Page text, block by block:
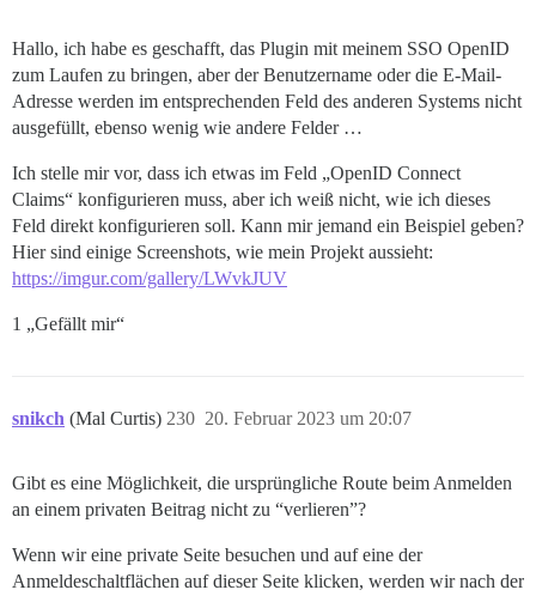
Hallo, ich habe es geschafft, das Plugin mit meinem SSO OpenID
zum Laufen zu bringen, aber der Benutzername oder die E-Mail-
Adresse werden im entsprechenden Feld des anderen Systems nicht
ausgefüllt, ebenso wenig wie andere Felder …
Ich stelle mir vor, dass ich etwas im Feld „OpenID Connect
Claims“ konfigurieren muss, aber ich weiß nicht, wie ich dieses
Feld direkt konfigurieren soll. Kann mir jemand ein Beispiel geben?
Hier sind einige Screenshots, wie mein Projekt aussieht:
https://imgur.com/gallery/LWvkJUV
1 „Gefällt mir“
snikch (Mal Curtis) 20. Februar 2023 um 20:07
230
Gibt es eine Möglichkeit, die ursprüngliche Route beim Anmelden
an einem privaten Beitrag nicht zu “verlieren”?
Wenn wir eine private Seite besuchen und auf eine der
Anmeldeschaltflächen auf dieser Seite klicken, werden wir nach der